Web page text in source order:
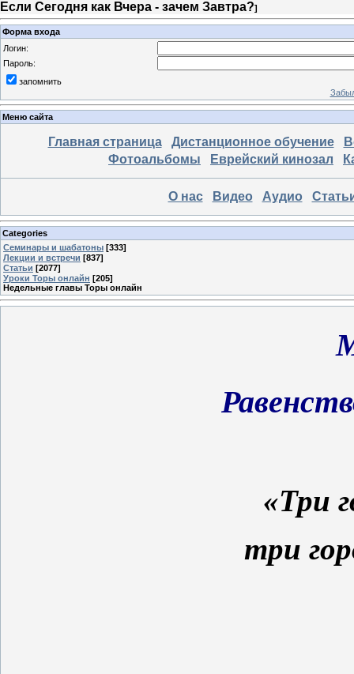
Если Сегодня как Вчера - зачем Завтра?]
Форма входа
Логин:
Пароль:
запомнить
Меню сайта
Главная страница Дистанционное обучение
Фотоальбомы
Еврейский кинозал
О нас Видео Аудио
Categories
Семинары и шабатоны [333]
Лекции и встречи [837]
Статьи [2077]
Уроки Торы онлайн [205]
Недельные главы Торы онлайн
«Три
три